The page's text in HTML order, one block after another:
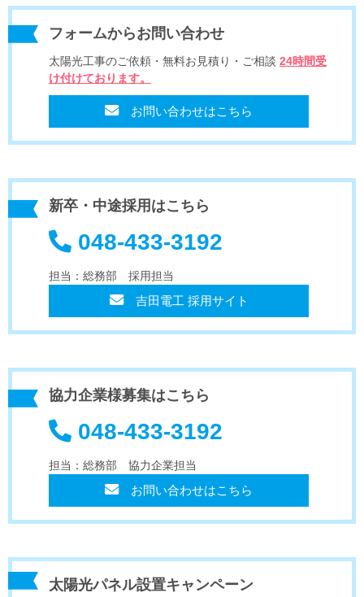
フォームからお問い合わせ
太陽光工事のご依頼・無料お見積り・ご相談 24時間受
け付けております。
お問い合わせはこちら
新卒・中途採用はこちら
048-433-3192
担当：総務部 採用担当
吉田電工 採用サイト
協力企業様募集はこちら
048-433-3192
担当：総務部 協力企業担当
お問い合わせはこちら
太陽光パネル設置キャンペーン